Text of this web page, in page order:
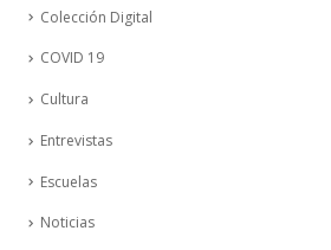
Colección Digital
COVID 19
Cultura
Entrevistas
Escuelas
Noticias